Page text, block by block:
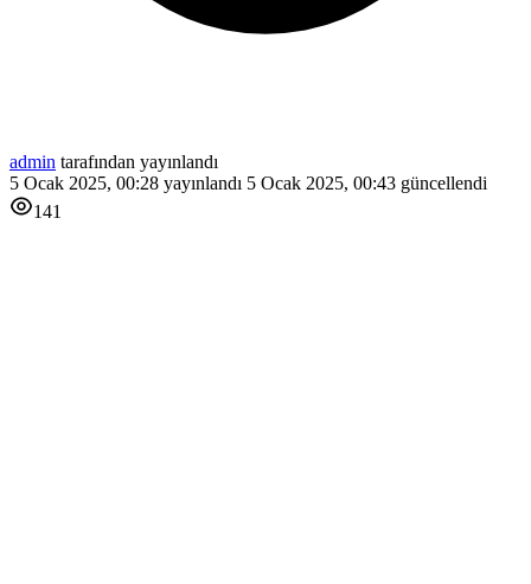
admin tarafından yayınlandı
5 Ocak 2025, 00:28 yayınlandı 5 Ocak 2025, 00:43 güncellendi
141